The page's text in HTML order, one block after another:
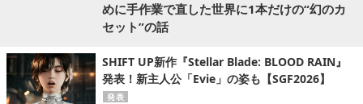
めに手作業で直した世界に1本だけの“幻のカ
セット”の話
SHIFT UP新作『Stellar Blade: BLOOD RAIN』
発表！新主人公「Evie」の姿も【SGF2026】
発表